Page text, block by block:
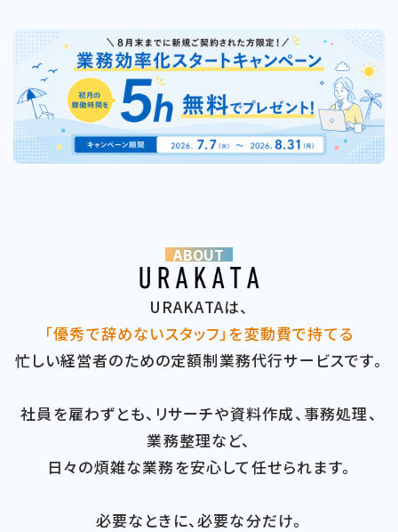
ABOUT
URAKATAは、
「優秀で辞めないスタッフ」を変動費で持てる
忙しい経営者のための定額制業務代行サービスです。
社員を雇わずとも、リサーチや資料作成、事務処理、
業務整理など、
日々の煩雑な業務を安心して任せられます。
必要なときに、必要な分だけ。